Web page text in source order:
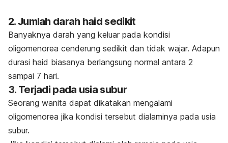
2. Jumlah darah haid sedikit
Banyaknya darah yang keluar pada kondisi
oligomenorea cenderung sedikit dan tidak wajar. Adapun
durasi haid biasanya berlangsung normal antara 2
sampai 7 hari.
3. Terjadi pada usia subur
Seorang wanita dapat dikatakan mengalami
oligomenorea jika kondisi tersebut dialaminya pada usia
subur.